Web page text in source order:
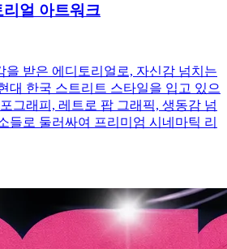
얼 아트워크
받은 에디토리얼로, 자신감 넘치는
대 한국 스트리트 스타일을 입고 있으
그래피, 레트로 팝 그래픽, 생동감 넘
들로 둘러싸여 프리미엄 시네마틱 리